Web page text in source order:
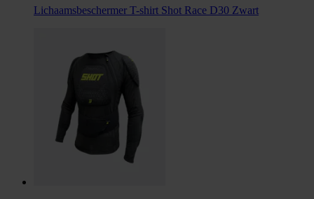
Lichaamsbeschermer T-shirt Shot Race D30 Zwart